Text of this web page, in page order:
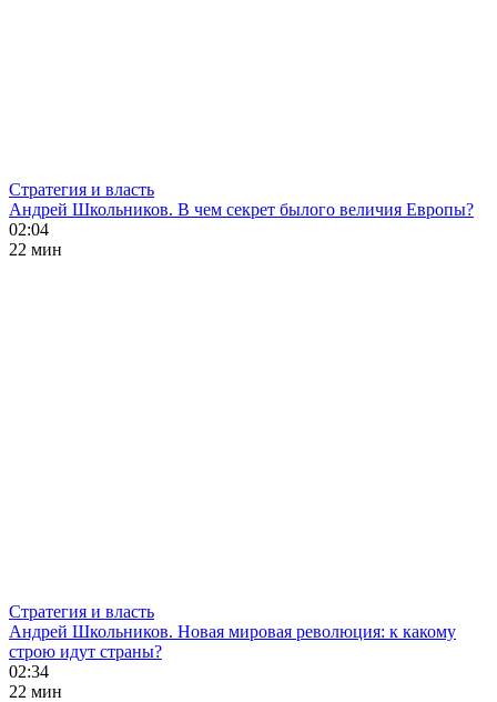
Стратегия и власть
Андрей Школьников. В чем секрет былого величия Европы?
02:04
22 мин
Стратегия и власть
Андрей Школьников. Новая мировая революция: к какому
строю идут страны?
02:34
22 мин